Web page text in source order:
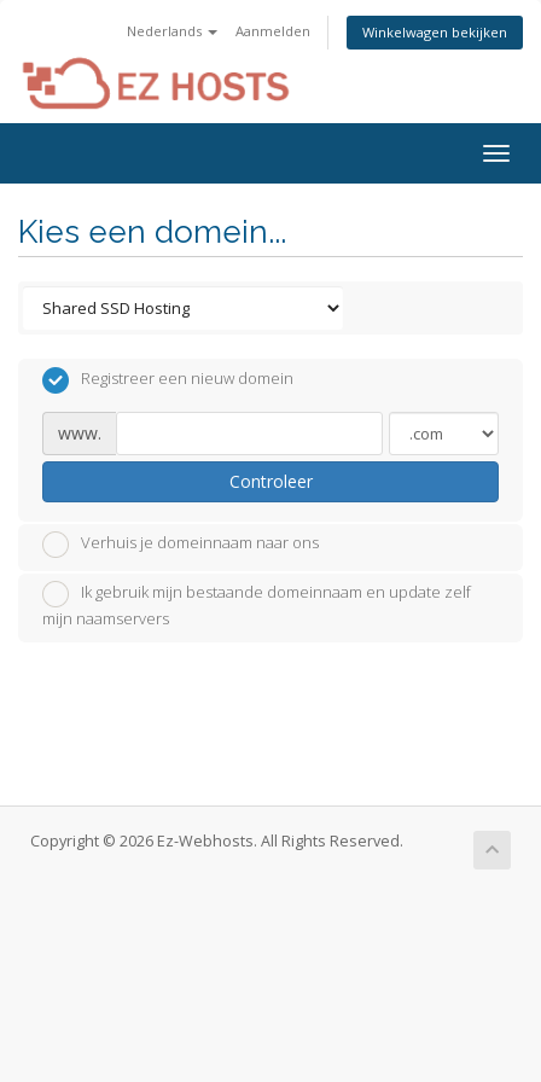
Nederlands Aanmelden Winkelwagen bekijken
Kies een domein...
Registreer een nieuw domein
www.
Controleer
Verhuis je domeinnaam naar ons
Ik gebruik mijn bestaande domeinnaam en update zelf
mijn naamservers
Copyright © 2026 Ez-Webhosts. All Rights Reserved.